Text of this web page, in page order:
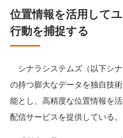
位置情報を活用して
行動を捕捉する
シナラシステムズ（以下シ
の持つ膨大なデータを独自技
能とし、高精度な位置情報を
配信サービスを提供している。